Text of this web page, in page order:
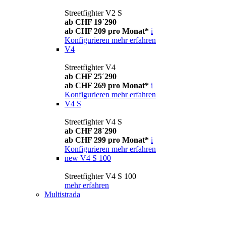
Streetfighter V2 S
ab CHF 19´290
ab CHF 209 pro Monat* i
Konfigurieren mehr erfahren
V4
Streetfighter V4
ab CHF 25´290
ab CHF 269 pro Monat* i
Konfigurieren mehr erfahren
V4 S
Streetfighter V4 S
ab CHF 28´290
ab CHF 299 pro Monat* i
Konfigurieren mehr erfahren
new V4 S 100
Streetfighter V4 S 100
mehr erfahren
Multistrada